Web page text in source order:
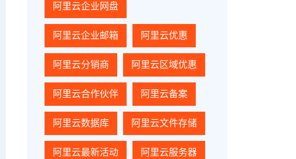
阿里云企业网盘
阿里云企业邮箱 阿里云优惠
阿里云分销商 阿里云区域优惠
阿里云合作伙伴 阿里云备案
阿里云数据库 阿里云文件存储
阿里云最新活动 阿里云服务器